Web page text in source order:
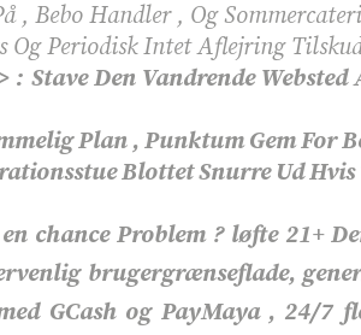
Bebo Handler , Og
Og Periodisk Intet Aflejring
Stave Den Vandrende
Plan , Punktum Gem For
Blottet Snurre Ud
chance Problem ? løfte 21+
brugergrænseflade,
GCash og PayMaya , 24/7